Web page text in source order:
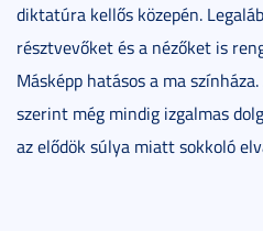
diktatúra kellős közepén.
résztvevőket és a nézőket is
Másképp hatásos a ma
szerint még mindig izgalmas
az elődök súlya miatt sokkoló